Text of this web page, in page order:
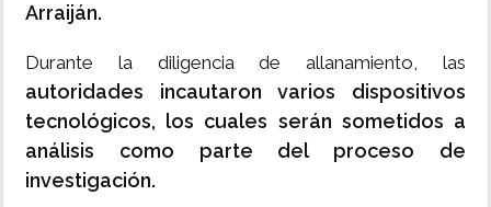
Arraiján.
Durante la diligencia de allanamiento, las
autoridades incautaron varios dispositivos
tecnológicos, los cuales serán sometidos a
análisis como parte del proceso de
investigación.